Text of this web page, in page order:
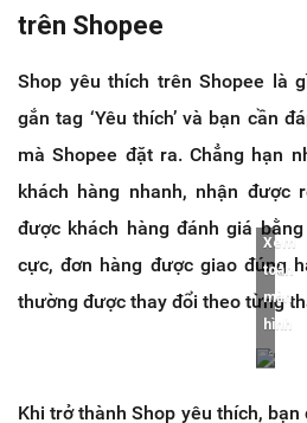
trên Shopee
Shop yêu thích trên Shopee là
gắn tag ‘Yêu thích’ và bạn cần
mà Shopee đặt ra. Chẳng hạn
khách hàng nhanh, nhận được
được khách hàng đánh giá
cực, đơn hàng được giao đúng
thường được thay đổi theo từng
Xem
toàn
màn
hình
Khi trở thành Shop yêu thích,